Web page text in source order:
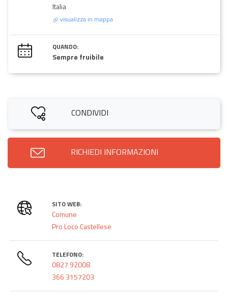
Italia
visualizza in mappa
QUANDO:
Sempre fruibile
CONDIVIDI
RICHIEDI INFORMAZIONI
SITO WEB:
Comune
Pro Loco Castellese
TELEFONO:
0827 92008
366 3157203